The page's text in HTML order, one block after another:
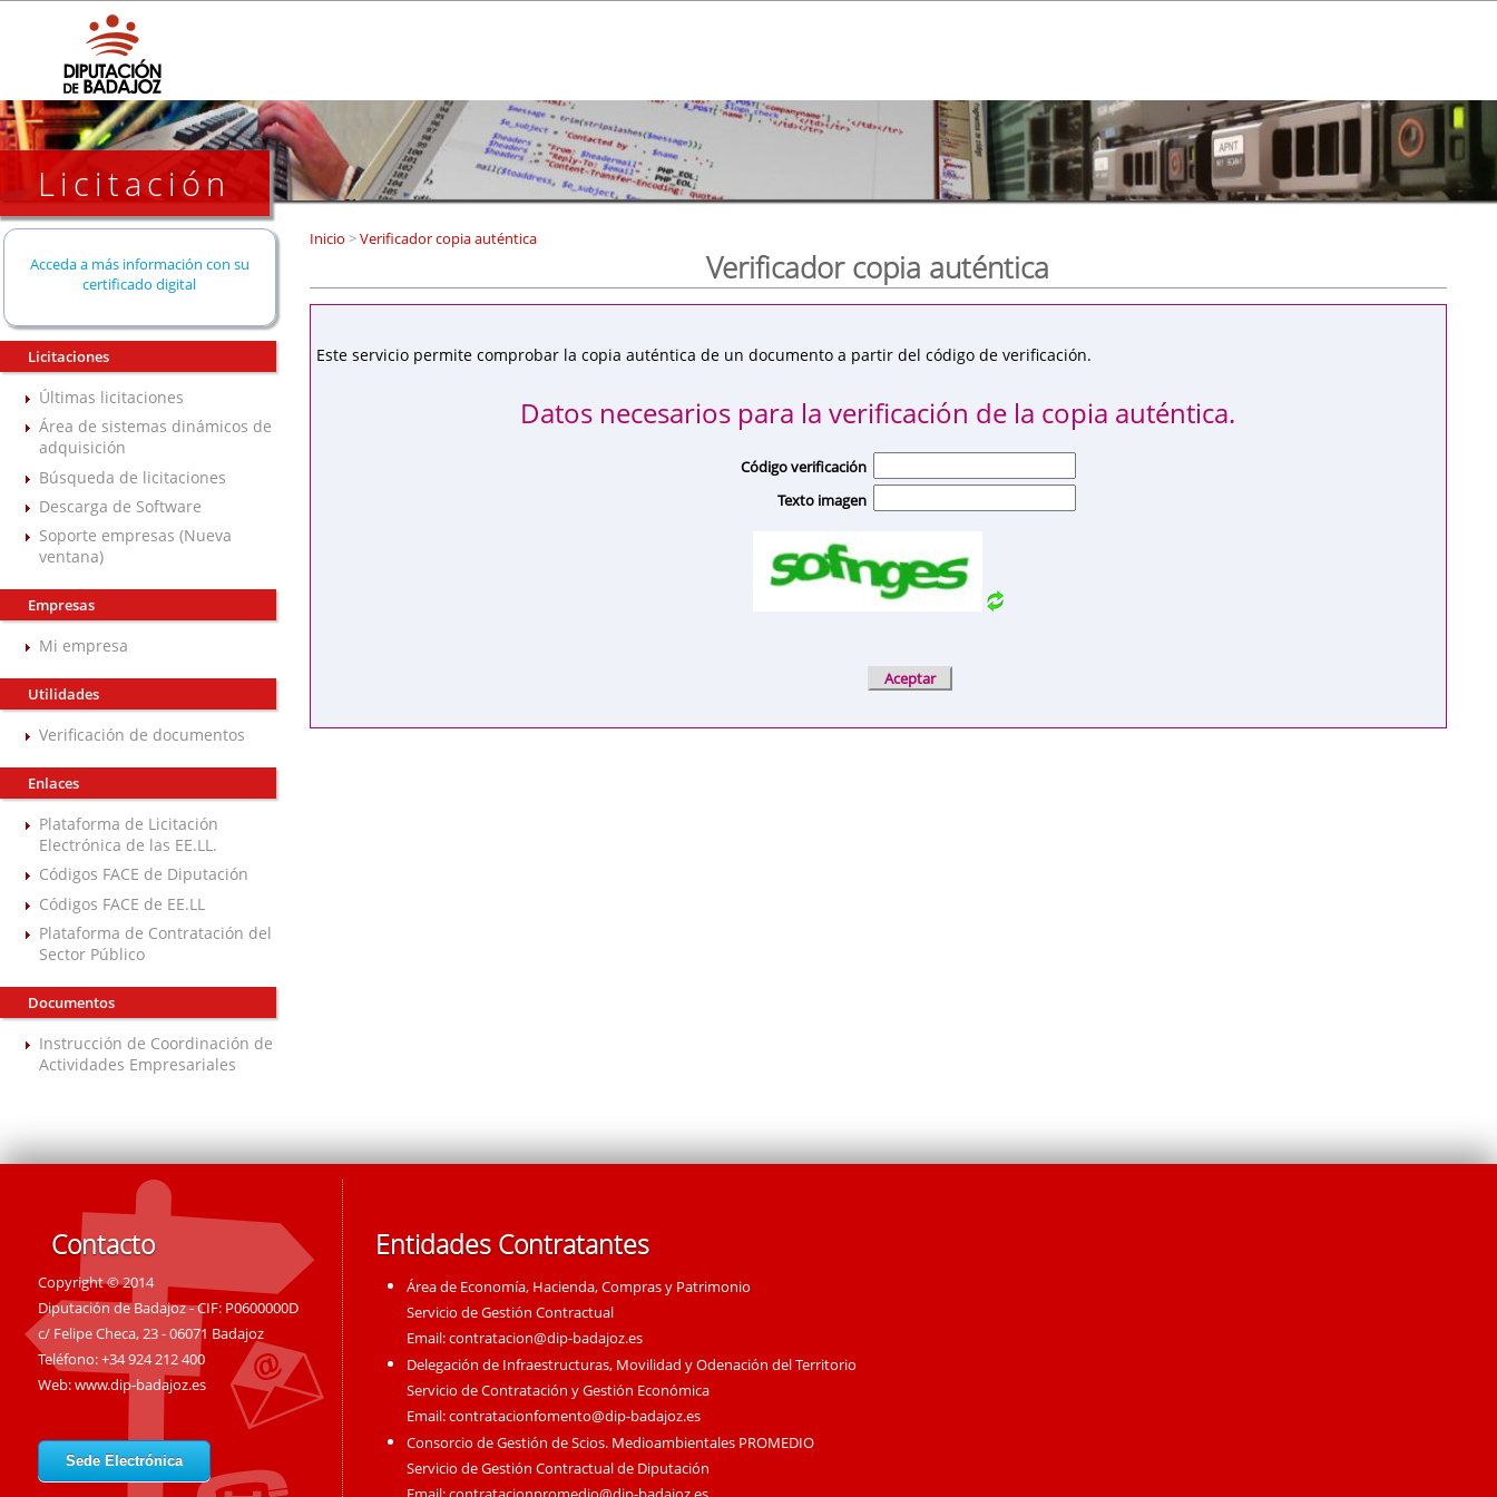
Licitación
Acceda a más información con su
certificado digital
Licitaciones
Últimas licitaciones
Área de sistemas dinámicos de
adquisición
Búsqueda de licitaciones
Descarga de Software
Soporte empresas (Nueva
ventana)
Empresas
Mi empresa
Utilidades
Verificación de documentos
Enlaces
Plataforma de Licitación
Electrónica de las EE.LL.
Códigos FACE de Diputación
Códigos FACE de EE.LL
Plataforma de Contratación del
Sector Público
Documentos
Instrucción de Coordinación de
Actividades Empresariales
Inicio >Verificador copia auténtica
Verificador copia auténtica
Este servicio permite comprobar la copia auténtica de un documento a partir del código de verificación.
Datos necesarios para la verificación de la copia auténtica.
Código verificación
Texto imagen
Contacto
Copyright © 2014
Diputación de Badajoz - CIF: P0600000D
c/ Felipe Checa, 23 - 06071 Badajoz
Teléfono: +34 924 212 400
Web:www.dip-badajoz.es
Sede Electrónica
Entidades Contratantes
Área de Economía, Hacienda, Compras y Patrimonio
Servicio de Gestión Contractual
Email:contratacion@dip-badajoz.es
Delegación de Infraestructuras, Movilidad y Odenación del Territorio
Servicio de Contratación y Gestión Económica
Email:contratacionfomento@dip-badajoz.es
Consorcio de Gestión de Scios. Medioambientales PROMEDIO
Servicio de Gestión Contractual de Diputación